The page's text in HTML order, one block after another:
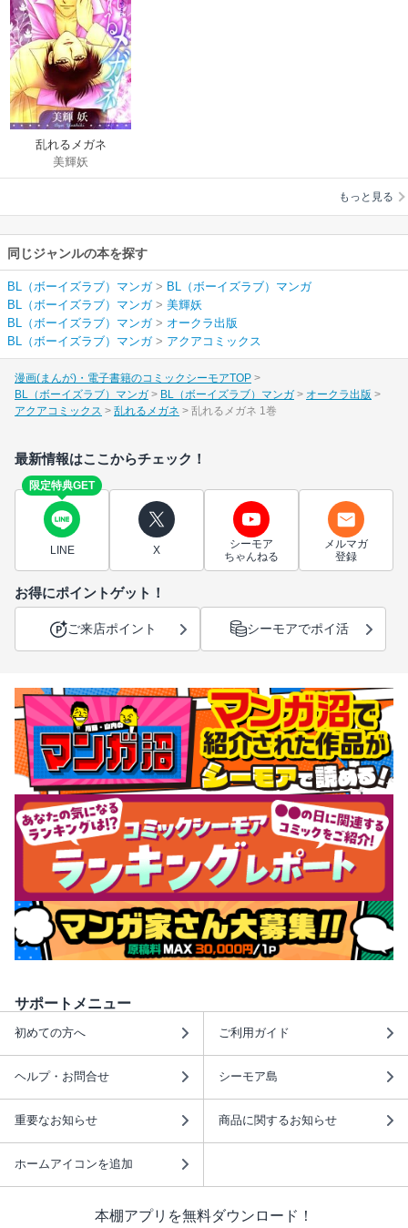
乱れるメガネ
美輝妖
もっと見る
同じジャンルの本を探す
BL（ボーイズラブ）マンガ> BL（ボーイズラブ）マンガ
BL（ボーイズラブ）マンガ> 美輝妖
BL（ボーイズラブ）マンガ> オークラ出版
BL（ボーイズラブ）マンガ> アクアコミックス
漫画(まんが)・電子書籍のコミックシーモアTOP
BL（ボーイズラブ）マンガ
BL（ボーイズラブ）マンガ
オークラ出版
アクアコミックス
乱れるメガネ 乱れるメガネ 1巻
最新情報はここからチェック！
限定特典GET
LINE X
シーモア
ちゃんねる
メルマガ
登録
お得にポイントゲット！
ご来店ポイント シーモアでポイ活
サポートメニュー
初めての方へ ご利用ガイド
ヘルプ・お問合せ シーモア島
重要なお知らせ 商品に関するお知らせ
ホームアイコンを追加
本棚アプリを無料ダウンロード！